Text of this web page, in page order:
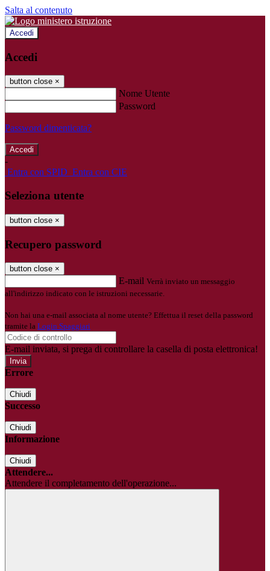
Salta al contenuto
Accedi
Accedi
button close ×
Nome Utente
Password
Password dimenticata?
-
Entra con SPID Entra con CIE
Seleziona utente
button close ×
Recupero password
button close ×
E-mail Verrà inviato un messaggio
all'indirizzo indicato con le istruzioni necessarie.
Non hai una e-mail associata al nome utente? Effettua il reset della password
tramite la Login Spaggiari
E-mail inviata, si prega di controllare la casella di posta elettronica!
Errore
Chiudi
Successo
Chiudi
Informazione
Chiudi
Attendere...
Attendere il completamento dell'operazione...